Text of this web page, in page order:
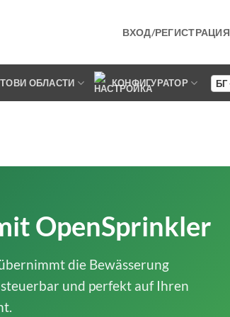
ВХОД/РЕГИСТРАЦИЯ
ОБЛАСТИ КОНФИГУРАТОР
OpenSprinkler
die Bewässerung
und perfekt auf Ihren